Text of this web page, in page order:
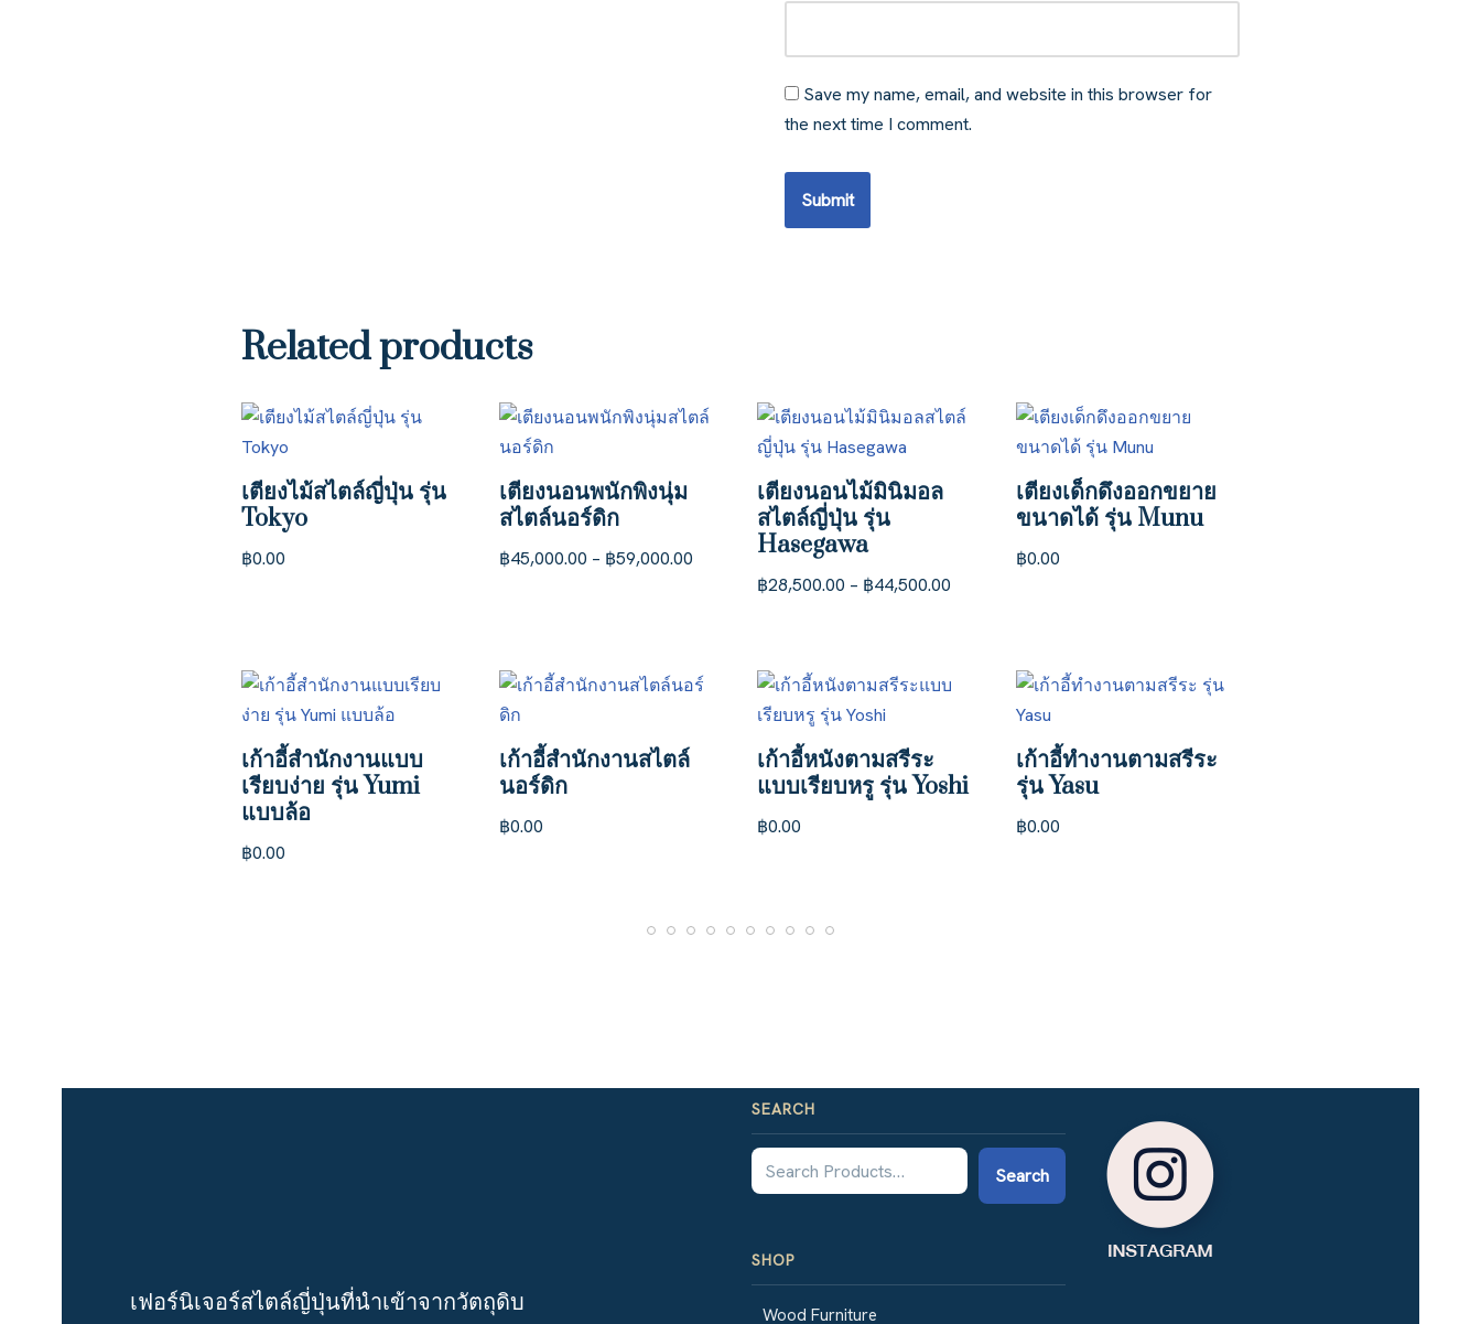
Save my name, email, and website in this browser for
the next time I comment.
Related products
เตียงไม้สไตล์ญี่ปุ่น รุ่น
Tokyo
฿0.00
เตียงนอนพนักพิงนุ่ม
สไตล์นอร์ดิก
฿45,000.00 – ฿59,000.00
เตียงนอนไม้มินิมอล
สไตล์ญี่ปุ่น รุ่น
Hasegawa
฿28,500.00 – ฿44,500.00
เตียงเด็กดึงออกขยาย
ขนาดได้ รุ่น Munu
฿0.00
เก้าอี้สำนักงานแบบ
เรียบง่าย รุ่น Yumi
แบบล้อ
฿0.00
เก้าอี้สำนักงานสไตล์
นอร์ดิก
฿0.00
เก้าอี้หนังตามสรีระ
แบบเรียบหรู รุ่น Yoshi
฿0.00
เก้าอี้ทำงานตามสรีระ
รุ่น Yasu
฿0.00
เฟอร์นิเจอร์สไตล์ญี่ปุ่นที่นำเข้าจากวัตถุดิบ
SEARCH
Search
SHOP
Wood Furniture